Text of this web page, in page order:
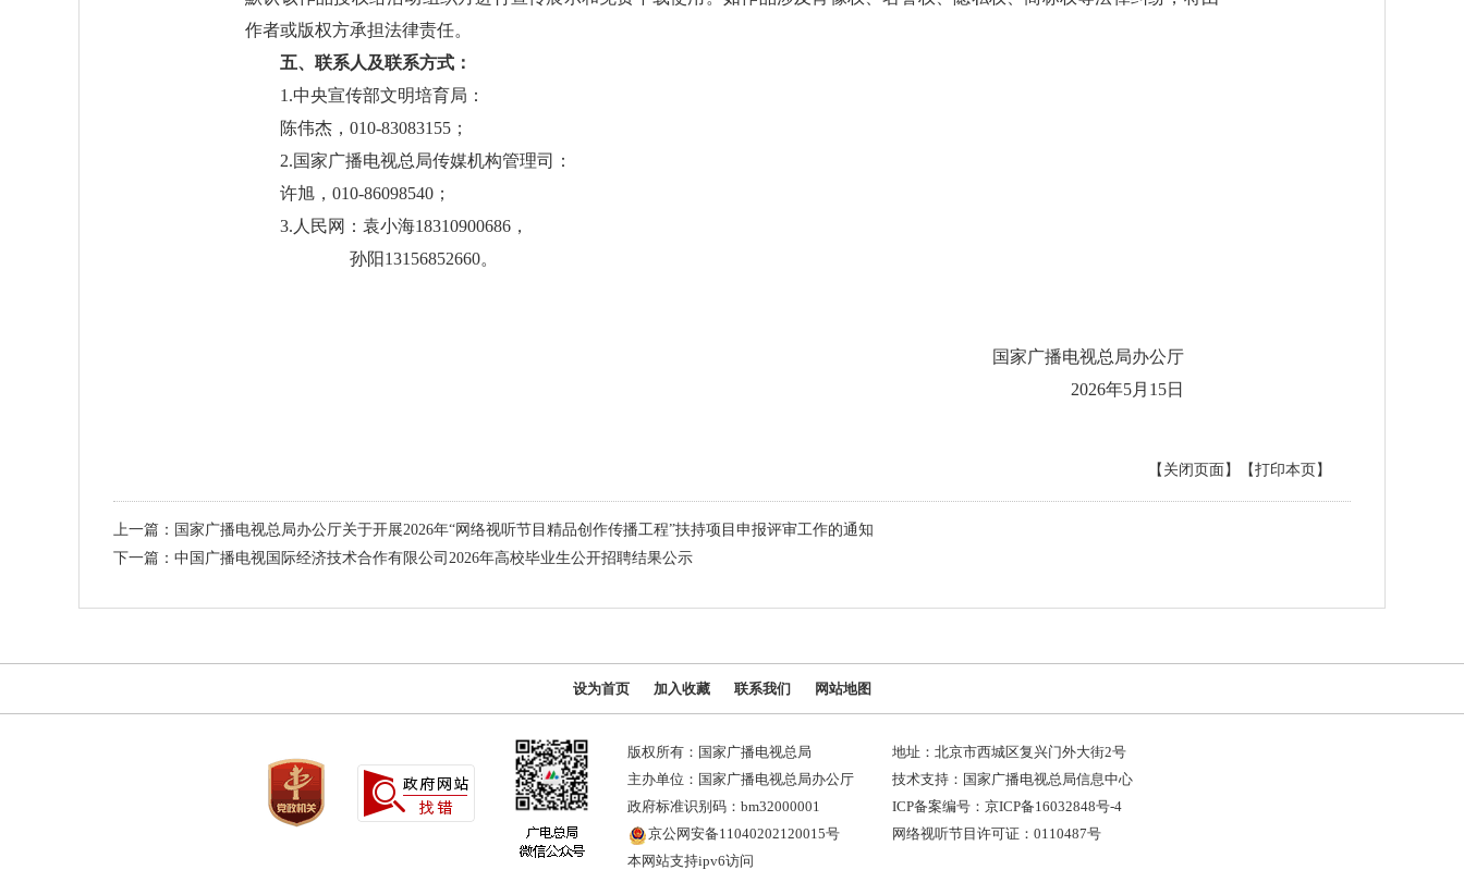
作者或版权方承担法律责任。
五、联系人及联系方式：
1.中央宣传部文明培育局：
陈伟杰，010-83083155；
2.国家广播电视总局传媒机构管理司：
许旭，010-86098540；
3.人民网：袁小海18310900686，
孙阳13156852660。
国家广播电视总局办公厅
2026年5月15日
【打印本页】
【关闭页面】
上一篇：国家广播电视总局办公厅关于开展2026年“网络视听节目精品创作传播工程”扶持项目申报评审工作的通知
下一篇：中国广播电视国际经济技术合作有限公司2026年高校毕业生公开招聘结果公示
设为首页 加入收藏 联系我们 网站地图
版权所有：国家广播电视总局
主办单位：国家广播电视总局办公厅
政府标准识别码：bm32000001
京公网安备11040202120015号
本网站支持ipv6访问
地址：北京市西城区复兴门外大街2号
技术支持：国家广播电视总局信息中心
ICP备案编号：京ICP备16032848号-4
网络视听节目许可证：0110487号